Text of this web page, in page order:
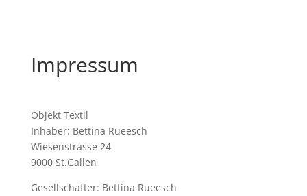
Impressum
Objekt Textil
Inhaber: Bettina Rueesch
Wiesenstrasse 24
9000 St.Gallen
Gesellschafter: Bettina Rueesch